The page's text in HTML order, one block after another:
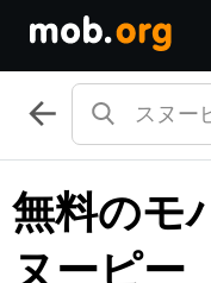
無料のモ
ヌーピー